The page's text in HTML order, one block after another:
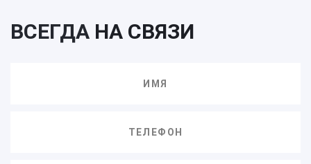
ВСЕГДА НА СВЯЗИ